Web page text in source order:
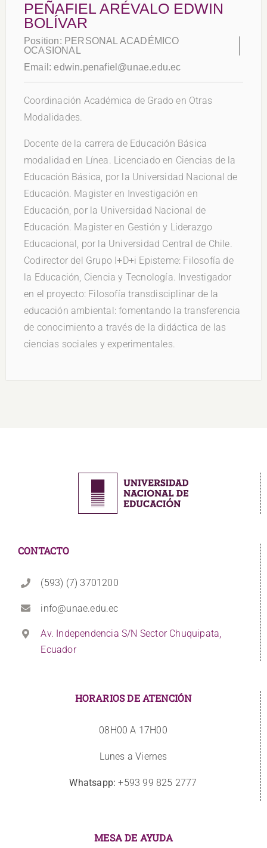
PEÑAFIEL ARÉVALO EDWIN
BOLÍVAR
Position: PERSONAL ACADÉMICO
OCASIONAL
Email:edwin.penafiel@unae.edu.ec
Coordinación Académica de Grado en Otras
Modalidades.
Docente de la carrera de Educación Básica
modalidad en Línea. Licenciado en Ciencias de la
Educación Básica, por la Universidad Nacional de
Educación. Magister en Investigación en
Educación, por la Universidad Nacional de
Educación. Magister en Gestión y Liderazgo
Educacional, por la Universidad Central de Chile.
Codirector del Grupo I+D+i Episteme: Filosofía de
la Educación, Ciencia y Tecnología. Investigador
en el proyecto: Filosofía transdisciplinar de la
educación ambiental: fomentando la transferencia
de conocimiento a través de la didáctica de las
ciencias sociales y experimentales.
CONTACTO
(593) (7) 3701200
info@unae.edu.ec
Av. Independencia S/N Sector Chuquipata,
Ecuador
HORARIOS DE ATENCIÓN
08H00 A 17H00
Lunes a Viernes
Whatsapp: +593 99 825 2777
MESA DE AYUDA